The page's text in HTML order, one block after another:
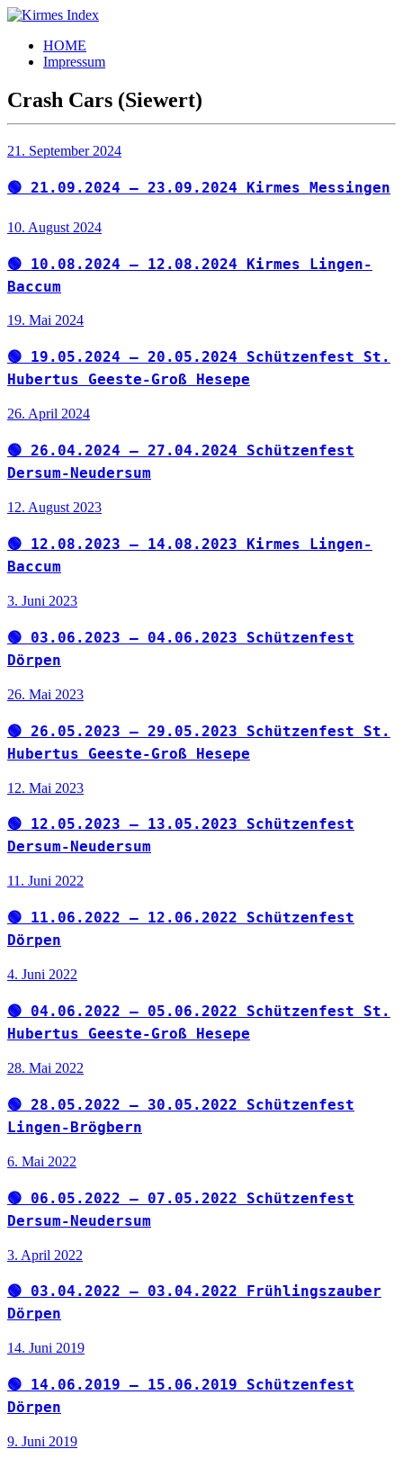
Zum
springen
Kirmes
Index
Tourpläne
der
letzten
Jahre
HOME
Impressum
Crash Cars (Siewert)
21. September 2024
🟢 21.09.2024 – 23.09.2024 Kirmes Messingen
10. August 2024
🟢 10.08.2024 – 12.08.2024 Kirmes Lingen-
Baccum
19. Mai 2024
🟢 19.05.2024 – 20.05.2024 Schützenfest St.
Hubertus Geeste-Groß Hesepe
26. April 2024
🟢 26.04.2024 – 27.04.2024 Schützenfest
Dersum-Neudersum
12. August 2023
🟢 12.08.2023 – 14.08.2023 Kirmes Lingen-
Baccum
3. Juni 2023
🟢 03.06.2023 – 04.06.2023 Schützenfest
Dörpen
26. Mai 2023
🟢 26.05.2023 – 29.05.2023 Schützenfest St.
Hubertus Geeste-Groß Hesepe
12. Mai 2023
🟢 12.05.2023 – 13.05.2023 Schützenfest
Dersum-Neudersum
11. Juni 2022
🟢 11.06.2022 – 12.06.2022 Schützenfest
Dörpen
4. Juni 2022
🟢 04.06.2022 – 05.06.2022 Schützenfest St.
Hubertus Geeste-Groß Hesepe
28. Mai 2022
🟢 28.05.2022 – 30.05.2022 Schützenfest
Lingen-Brögbern
6. Mai 2022
🟢 06.05.2022 – 07.05.2022 Schützenfest
Dersum-Neudersum
3. April 2022
🟢 03.04.2022 – 03.04.2022 Frühlingszauber
Dörpen
14. Juni 2019
🟢 14.06.2019 – 15.06.2019 Schützenfest
Dörpen
9. Juni 2019